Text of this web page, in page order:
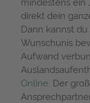
direkt dein
Dann kannst
Wunschunis
Aufwand
Online. Der